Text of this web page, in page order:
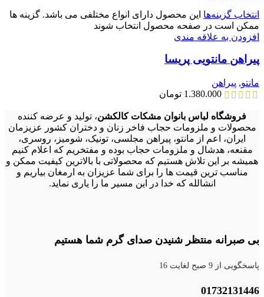
انتخاب گزینه‌ها این محصول دارای انواع مختلفی می باشد. گزینه ها
ممکن است در صفحه محصول انتخاب شوند
افزودن به علاقه مندی
پیراهن مانتویی پریسا
مانتو, پیراهن
1.380.000 تومان
فروشگاه لباس بانوان مشکات کالکشن، تولید و عرضه کننده
محصولات و ملزومات حجاب فاخر زنان و دختران کشور عزیزمان
ایران، اعم از مانتو، پیراهن مجلسی، تونیک، شومیز، روسری،
مقنعه، هدشال و ملزومات حجاب بوده و مفتخریم که اعلام کنیم
همیشه بر این تلاش هستیم که محصولاتی با بالاترین کیفیت ممکن و
مناسب ترین قیمت ها را برای شما عزیزان به ارمغان بیاریم و
انشالله که خدا در این مسیر ما را یاری نماید.
بی صبرانه منتظر شنیدن صدای گرم شما هستیم
پاسخگویی از 9 صبح لغایت 16
01732131446